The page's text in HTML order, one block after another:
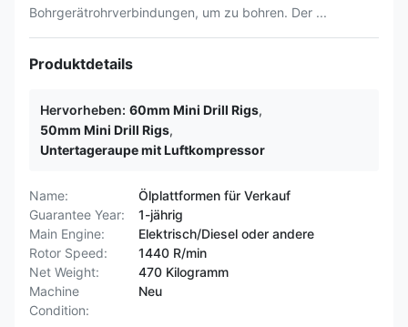
Bohrgerätrohrverbindungen, um zu bohren. Der ...
Produktdetails
Hervorheben: 60mm Mini Drill Rigs,
50mm Mini Drill Rigs,
Untertageraupe mit Luftkompressor
Name:
Ölplattformen für Verkauf
Guarantee Year:
1-jährig
Main Engine:
Elektrisch/Diesel oder andere
Rotor Speed:
1440 R/min
Net Weight:
470 Kilogramm
Machine
Condition:
Neu